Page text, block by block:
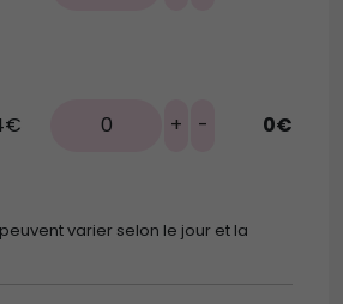
0 + - 0€
varier selon le jour et la